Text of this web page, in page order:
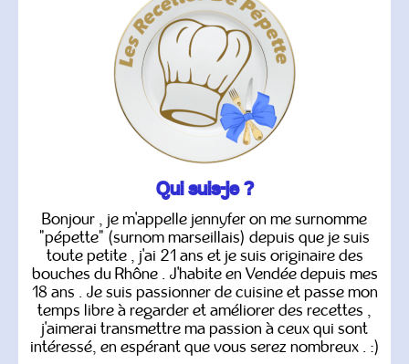
Qui suis-je ?
Bonjour , je m'appelle jennyfer on me surnomme
"pépette" (surnom marseillais) depuis que je suis
toute petite , j'ai 21 ans et je suis originaire des
bouches du Rhône . J'habite en Vendée depuis mes
18 ans . Je suis passionner de cuisine et passe mon
temps libre à regarder et améliorer des recettes ,
j'aimerai transmettre ma passion à ceux qui sont
intéressé, en espérant que vous serez nombreux . :)